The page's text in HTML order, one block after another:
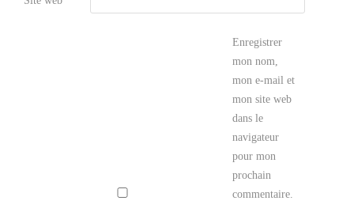
Enregistrer
mon nom,
mon e-mail et
mon site web
dans le
navigateur
pour mon
prochain
commentaire.